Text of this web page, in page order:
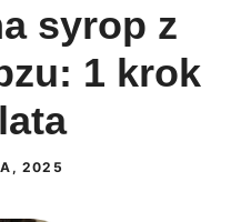
syrop z
1 krok
2025